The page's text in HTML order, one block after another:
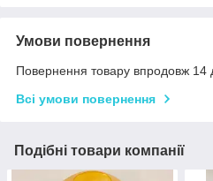
Умови повернення
Повернення товару впродовж 14
Всі умови повернення
Подібні товари компанії